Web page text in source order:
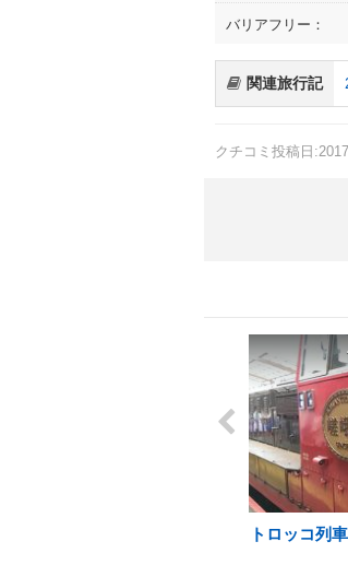
バリアフリー：
関連旅行記
クチコミ投稿日
トロッコ列